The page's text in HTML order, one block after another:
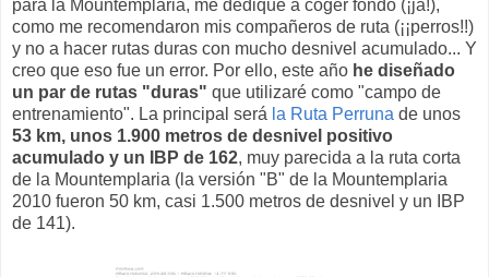
para la Mountemplaria, me dediqué a coger fondo (¡ja!),
como me recomendaron mis compañeros de ruta (¡¡perros!!)
y no a hacer rutas duras con mucho desnivel acumulado... Y
creo que eso fue un error. Por ello, este año he diseñado
un par de rutas "duras" que utilizaré como "campo de
entrenamiento". La principal será la Ruta Perruna de unos
53 km, unos 1.900 metros de desnivel positivo
acumulado y un IBP de 162, muy parecida a la ruta corta
de la Mountemplaria (la versión "B" de la Mountemplaria
2010 fueron 50 km, casi 1.500 metros de desnivel y un IBP
de 141).